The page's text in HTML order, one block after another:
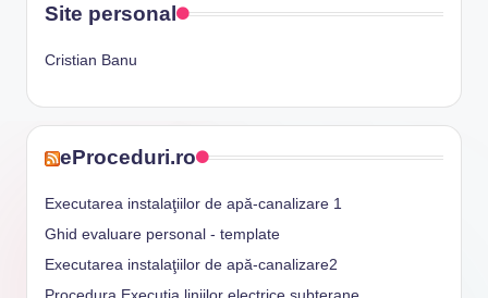
Site personal
Cristian Banu
eProceduri.ro
Executarea instalaţiilor de apă-canalizare 1
Ghid evaluare personal - template
Executarea instalaţiilor de apă-canalizare2